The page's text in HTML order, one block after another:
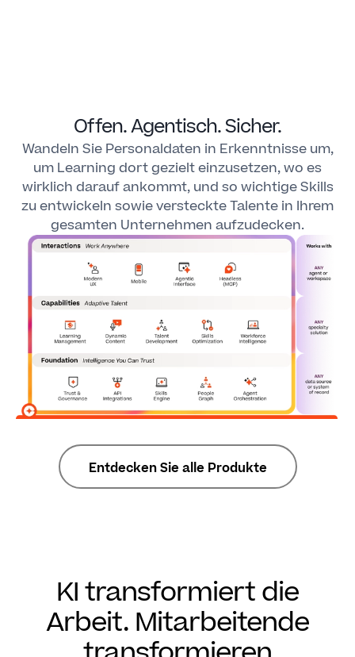
Offen. Agentisch. Sicher.
Wandeln Sie Personaldaten in Erkenntnisse um,
um Learning dort gezielt einzusetzen, wo es
wirklich darauf ankommt, und so wichtige Skills
zu entwickeln sowie versteckte Talente in Ihrem
gesamten Unternehmen aufzudecken.
Entdecken Sie alle Produkte
KI transformiert die
Arbeit. Mitarbeitende